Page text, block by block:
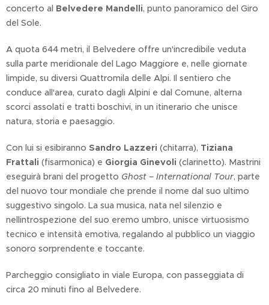
concerto al Belvedere Mandelli, punto panoramico del Giro
del Sole.
A quota 644 metri, il Belvedere offre un'incredibile veduta
sulla parte meridionale del Lago Maggiore e, nelle giornate
limpide, su diversi Quattromila delle Alpi. Il sentiero che
conduce all'area, curato dagli Alpini e dal Comune, alterna
scorci assolati e tratti boschivi, in un itinerario che unisce
natura, storia e paesaggio.
Con lui si esibiranno Sandro Lazzeri (chitarra), Tiziana
Frattali (fisarmonica) e Giorgia Ginevoli (clarinetto). Mastrini
eseguirà brani del progetto Ghost – International Tour, parte
del nuovo tour mondiale che prende il nome dal suo ultimo
suggestivo singolo. La sua musica, nata nel silenzio e
nellintrospezione del suo eremo umbro, unisce virtuosismo
tecnico e intensità emotiva, regalando al pubblico un viaggio
sonoro sorprendente e toccante.
Parcheggio consigliato in viale Europa, con passeggiata di
circa 20 minuti fino al Belvedere.